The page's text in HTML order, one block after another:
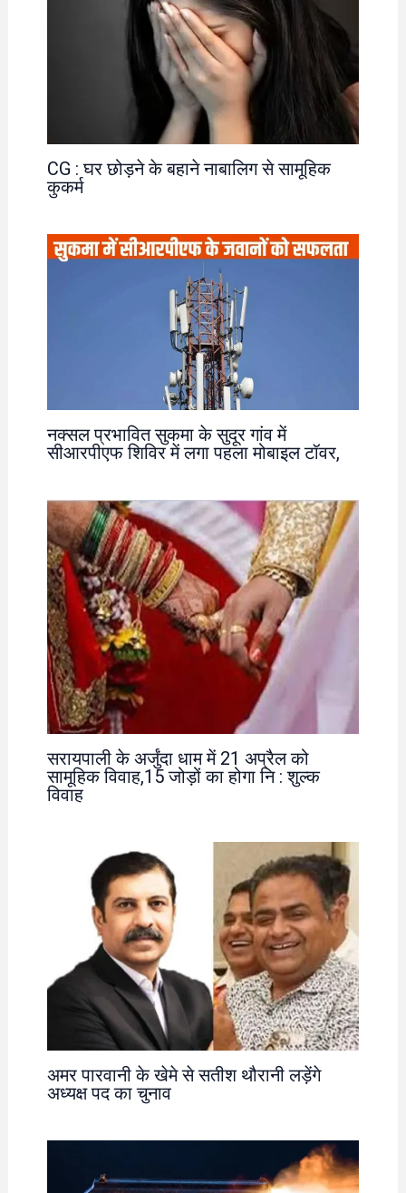
CG : घर छोड़ने के बहाने नाबालिग से सामूहिक
कुकर्म
नक्सल प्रभावित सुकमा के सुदूर गांव में
सीआरपीएफ शिविर में लगा पहला मोबाइल टॉवर,
सरायपाली के अर्जुंदा धाम में 21 अप्रैल को
सामूहिक विवाह,15 जोड़ों का होगा नि : शुल्क
विवाह
अमर पारवानी के खेमे से सतीश थौरानी लड़ेंगे
अध्यक्ष पद का चुनाव